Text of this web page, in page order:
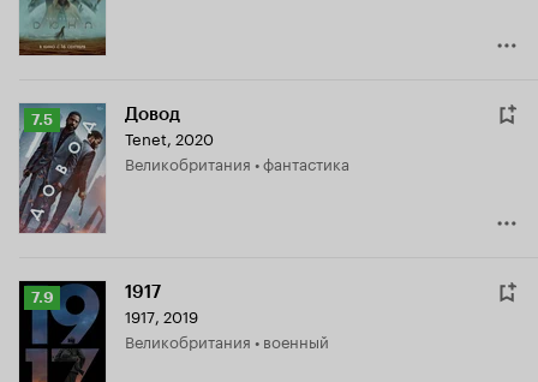
Рейтинг
Кинопоиска
7.5
7.5 Довод
Tenet, 2020
Великобритания • фантастика
Рейтинг
Кинопоиска
7.9
7.9 1917
1917, 2019
Великобритания • военный